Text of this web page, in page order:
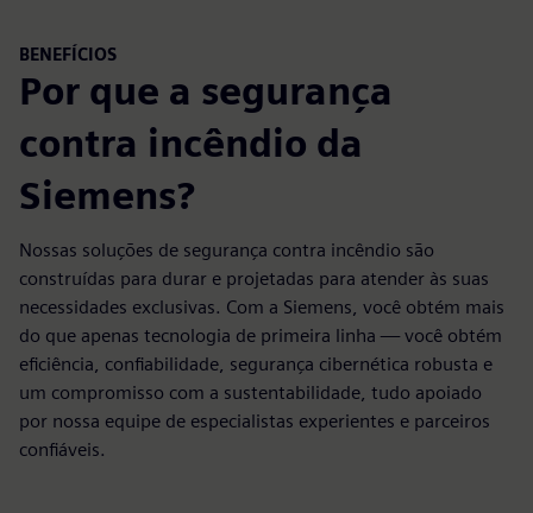
BENEFÍCIOS
Por que a segurança
contra incêndio da
Siemens?
Nossas soluções de segurança contra incêndio são
construídas para durar e projetadas para atender às suas
necessidades exclusivas. Com a Siemens, você obtém mais
do que apenas tecnologia de primeira linha — você obtém
eficiência, confiabilidade, segurança cibernética robusta e
um compromisso com a sustentabilidade, tudo apoiado
por nossa equipe de especialistas experientes e parceiros
confiáveis.